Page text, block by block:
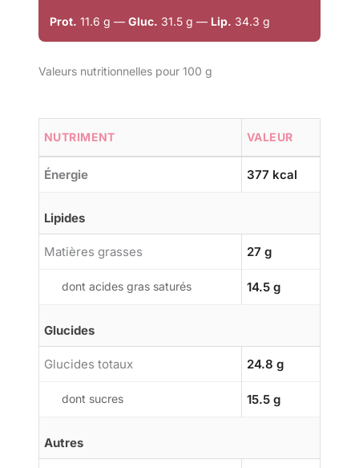
Prot. 11.6 g — Gluc. 31.5 g — Lip. 34.3 g
Valeurs nutritionnelles pour 100 g
NUTRIMENT VALEUR
Énergie 377 kcal
Lipides
Matières grasses 27 g
dont acides gras saturés 14.5 g
Glucides
Glucides totaux 24.8 g
dont sucres 15.5 g
Autres